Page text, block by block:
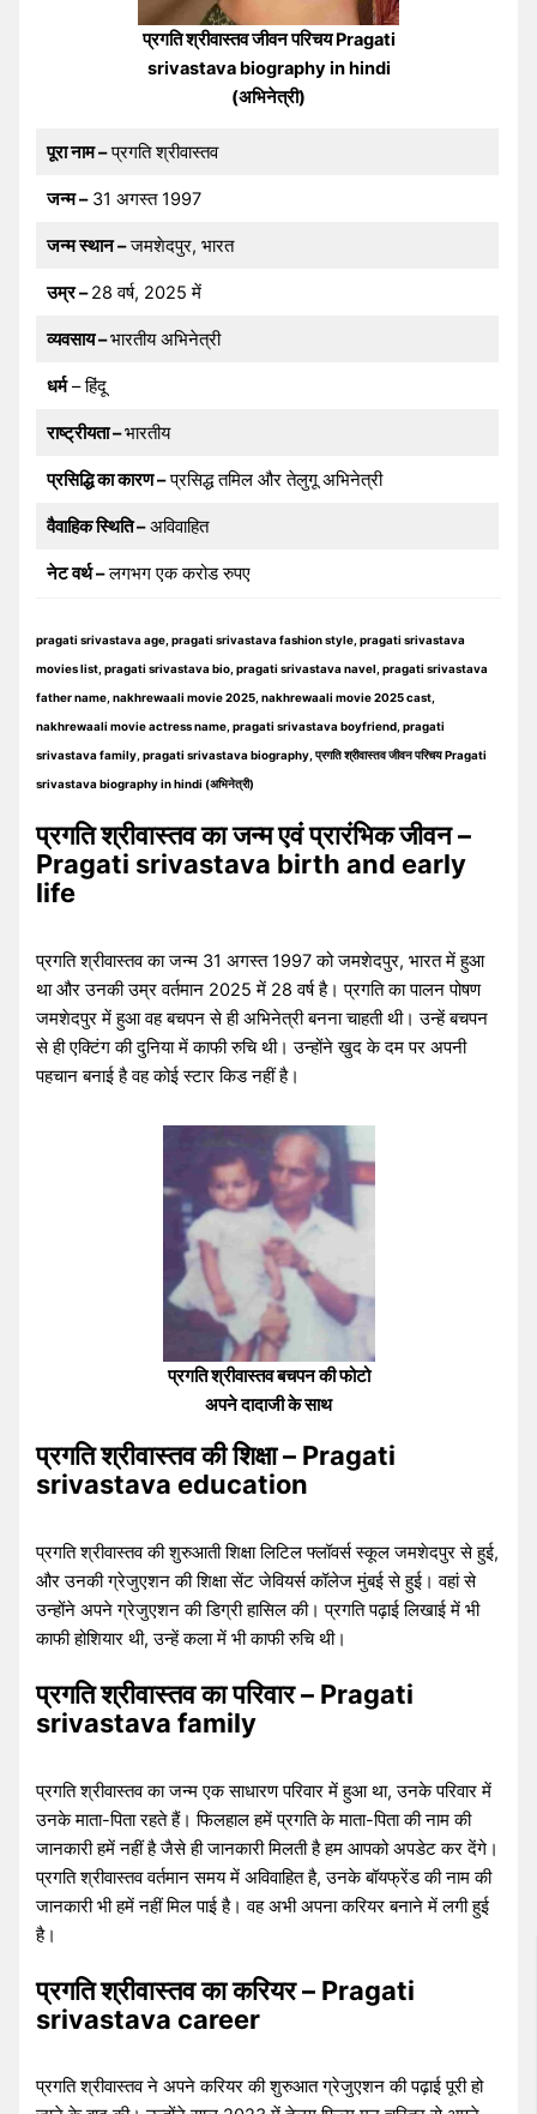
प्रगति श्रीवास्तव जीवन परिचय Pragati
srivastava biography in hindi
(अभिनेत्री)
पूरा नाम –प्रगति श्रीवास्तव
जन्म –31 अगस्त 1997
जन्म स्थान –जमशेदपुर, भारत
उम्र –28 वर्ष, 2025 में
व्यवसाय –भारतीय अभिनेत्री
धर्म– हिंदू
राष्ट्रीयता –भारतीय
प्रसिद्धि का कारण –प्रसिद्ध तमिल और तेलुगू अभिनेत्री
वैवाहिक स्थिति –अविवाहित
नेट वर्थ –लगभग एक करोड रुपए
pragati srivastava age, pragati srivastava fashion style, pragati srivastava
movies list, pragati srivastava bio, pragati srivastava navel, pragati srivastava
father name, nakhrewaali movie 2025, nakhrewaali movie 2025 cast,
nakhrewaali movie actress name, pragati srivastava boyfriend, pragati
srivastava family, pragati srivastava biography, प्रगति श्रीवास्तव जीवन परिचय Pragati
srivastava biography in hindi (अभिनेत्री)
प्रगति श्रीवास्तव का जन्म एवं प्रारंभिक जीवन –
Pragati srivastava birth and early
life
प्रगति श्रीवास्तव का जन्म 31 अगस्त 1997 को जमशेदपुर, भारत में हुआ
था और उनकी उम्र वर्तमान 2025 में 28 वर्ष है। प्रगति का पालन पोषण
जमशेदपुर में हुआ वह बचपन से ही अभिनेत्री बनना चाहती थी। उन्हें बचपन
से ही एक्टिंग की दुनिया में काफी रुचि थी। उन्होंने खुद के दम पर अपनी
पहचान बनाई है वह कोई स्टार किड नहीं है।
प्रगति श्रीवास्तव बचपन की फोटो
अपने दादाजी के साथ
प्रगति श्रीवास्तव की शिक्षा – Pragati
srivastava education
प्रगति श्रीवास्तव की शुरुआती शिक्षा लिटिल फ्लॉवर्स स्कूल जमशेदपुर से हुई,
और उनकी ग्रेजुएशन की शिक्षा सेंट जेवियर्स कॉलेज मुंबई से हुई। वहां से
उन्होंने अपने ग्रेजुएशन की डिग्री हासिल की। प्रगति पढ़ाई लिखाई में भी
काफी होशियार थी, उन्हें कला में भी काफी रुचि थी।
प्रगति श्रीवास्तव का परिवार – Pragati
srivastava family
प्रगति श्रीवास्तव का जन्म एक साधारण परिवार में हुआ था, उनके परिवार में
उनके माता-पिता रहते हैं। फिलहाल हमें प्रगति के माता-पिता की नाम की
जानकारी हमें नहीं है जैसे ही जानकारी मिलती है हम आपको अपडेट कर देंगे।
प्रगति श्रीवास्तव वर्तमान समय में अविवाहित है, उनके बॉयफ्रेंड की नाम की
जानकारी भी हमें नहीं मिल पाई है। वह अभी अपना करियर बनाने में लगी हुई
है।
प्रगति श्रीवास्तव का करियर – Pragati
srivastava career
प्रगति श्रीवास्तव ने अपने करियर की शुरुआत ग्रेजुएशन की पढ़ाई पूरी हो